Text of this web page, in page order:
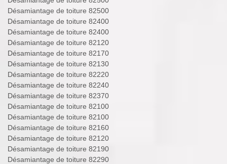
Désamiantage de toiture 82500
Désamiantage de toiture 82400
Désamiantage de toiture 82400
Désamiantage de toiture 82120
Désamiantage de toiture 82170
Désamiantage de toiture 82130
Désamiantage de toiture 82220
Désamiantage de toiture 82240
Désamiantage de toiture 82370
Désamiantage de toiture 82100
Désamiantage de toiture 82100
Désamiantage de toiture 82160
Désamiantage de toiture 82120
Désamiantage de toiture 82190
Désamiantage de toiture 82290